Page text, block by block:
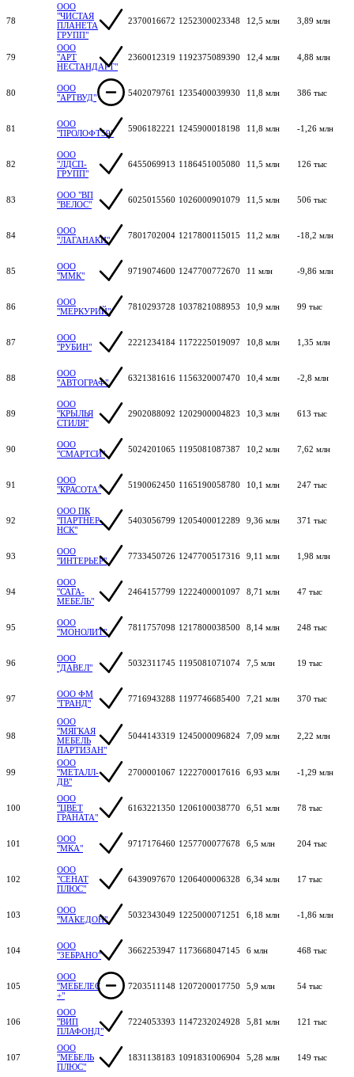
78
ООО
"ЧИСТАЯ
ПЛАНЕТА
ГРУПП"
2370016672 1252300023348 12,5 млн 3,89 млн
79
ООО
"АРТ
НЕСТАНДАРТ"
2360012319 1192375089390 12,4 млн 4,88 млн
80
ООО
"АРТВУД"
5402079761 1235400039930 11,8 млн 386 тыс
81
ООО
"ПРОЛОФТ59"
5906182221 1245900018198 11,8 млн -1,26 млн
82
ООО
"ЛДСП-
ГРУПП"
6455069913 1186451005080 11,5 млн 126 тыс
83
ООО "ВП
"ВЕЛОС"
6025015560 1026000901079 11,5 млн 506 тыс
84
ООО
"ЛАГАНАКИ"
7801702004 1217800115015 11,2 млн -18,2 млн
85
ООО
"ММК"
9719074600 1247700772670 11 млн -9,86 млн
86
ООО
"МЕРКУРИЙ"
7810293728 1037821088953 10,9 млн 99 тыс
87
ООО
"РУБИН"
2221234184 1172225019097 10,8 млн 1,35 млн
88
ООО
"АВТОГРАФ"
6321381616 1156320007470 10,4 млн -2,8 млн
89
ООО
"КРЫЛЬЯ
СТИЛЯ"
2902088092 1202900004823 10,3 млн 613 тыс
90
ООО
"СМАРТСИ"
5024201065 1195081087387 10,2 млн 7,62 млн
91
ООО
"КРАСОТА"
5190062450 1165190058780 10,1 млн 247 тыс
92
ООО ПК
"ПАРТНЕР-
НСК"
5403056799 1205400012289 9,36 млн 371 тыс
93
ООО
"ИНТЕРЬЕР"
7733450726 1247700517316 9,11 млн 1,98 млн
94
ООО
"САГА-
МЕБЕЛЬ"
2464157799 1222400001097 8,71 млн 47 тыс
95
ООО
"МОНОЛИТ"
7811757098 1217800038500 8,14 млн 248 тыс
96
ООО
"ДАВЕЛ"
5032311745 1195081071074 7,5 млн 19 тыс
97
ООО ФМ
"ГРАНД"
7716943288 1197746685400 7,21 млн 370 тыс
98
ООО
"МЯГКАЯ
МЕБЕЛЬ
ПАРТИЗАН"
5044143319 1245000096824 7,09 млн 2,22 млн
99
ООО
"МЕТАЛЛ-
ДВ"
2700001067 1222700017616 6,93 млн -1,29 млн
100
ООО
"ЦВЕТ
ГРАНАТА"
6163221350 1206100038770 6,51 млн 78 тыс
101
ООО
"МКА"
9717176460 1257700077678 6,5 млн 204 тыс
102
ООО
"СЕНАТ
ПЛЮС"
6439097670 1206400006328 6,34 млн 17 тыс
103
ООО
"МАКЕДОН"
5032343049 1225000071251 6,18 млн -1,86 млн
104
ООО
"ЗЕБРАНО"
3662253947 1173668047145 6 млн 468 тыс
105
ООО
"МЕБЕЛЕС
+"
7203511148 1207200017750 5,9 млн 54 тыс
106
ООО
"ВИП
ПЛАФОНД"
7224053393 1147232024928 5,81 млн 121 тыс
107
ООО
"МЕБЕЛЬ
ПЛЮС"
1831138183 1091831006904 5,28 млн 149 тыс